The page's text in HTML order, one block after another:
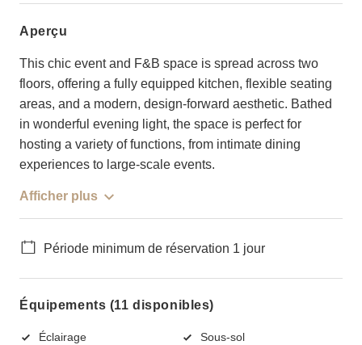
aperçu
This chic event and F&B space is spread across two
floors, offering a fully equipped kitchen, flexible seating
areas, and a modern, design-forward aesthetic. Bathed
in wonderful evening light, the space is perfect for
hosting a variety of functions, from intimate dining
experiences to large-scale events.
Afficher plus
Période minimum de réservation 1 jour
Équipements (11 disponibles)
Éclairage Sous-sol